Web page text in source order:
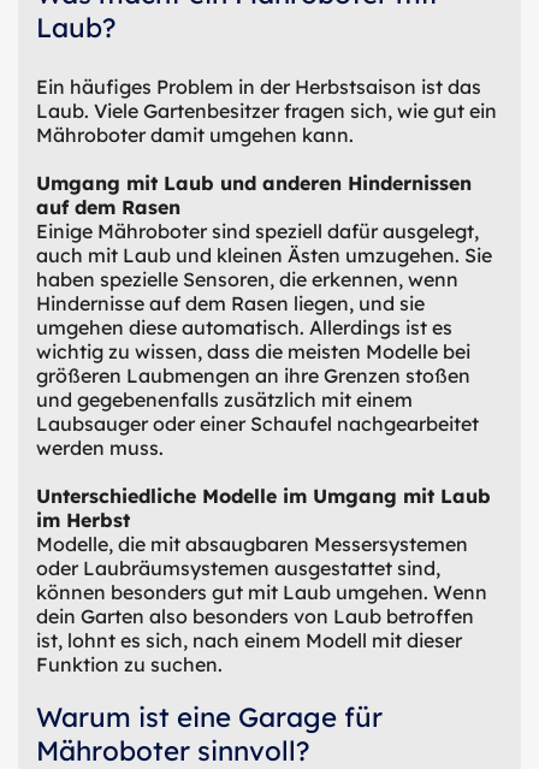
Laub?
Ein häufiges Problem in der Herbstsaison ist das
Laub. Viele Gartenbesitzer fragen sich, wie gut ein
Mähroboter damit umgehen kann.
Umgang mit Laub und anderen Hindernissen
auf dem Rasen
Einige Mähroboter sind speziell dafür ausgelegt,
auch mit Laub und kleinen Ästen umzugehen. Sie
haben spezielle Sensoren, die erkennen, wenn
Hindernisse auf dem Rasen liegen, und sie
umgehen diese automatisch. Allerdings ist es
wichtig zu wissen, dass die meisten Modelle bei
größeren Laubmengen an ihre Grenzen stoßen
und gegebenenfalls zusätzlich mit einem
Laubsauger oder einer Schaufel nachgearbeitet
werden muss.
Unterschiedliche Modelle im Umgang mit Laub
im Herbst
Modelle, die mit absaugbaren Messersystemen
oder Laubräumsystemen ausgestattet sind,
können besonders gut mit Laub umgehen. Wenn
dein Garten also besonders von Laub betroffen
ist, lohnt es sich, nach einem Modell mit dieser
Funktion zu suchen.
Warum ist eine Garage für
Mähroboter sinnvoll?